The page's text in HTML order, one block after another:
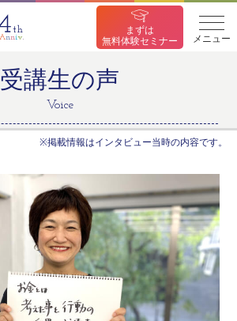
まずは
無料体験セミナー
メニュー
受講生の声
Voice
※掲載情報はインタビュー当時の内容です。